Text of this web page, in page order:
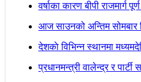
वर्षाका कारण बीपी राजमार्ग
आज साउनको अन्तिम सोमबार
देशकाे विभिन्न स्थानमा
प्रधानमन्त्री वालेन्द्र र पार्टी